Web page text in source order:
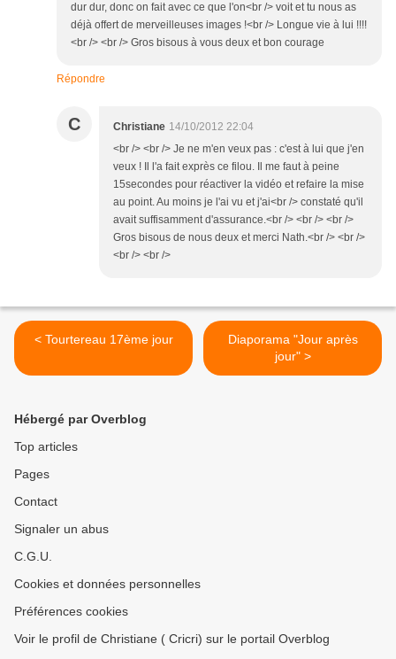
dur dur, donc on fait avec ce que l'on<br /> voit et tu nous as
déjà offert de merveilleuses images !<br /> Longue vie à lui !!!!
<br /> <br /> Gros bisous à vous deux et bon courage
Répondre
C Christiane 14/10/2012 22:04
<br /> <br /> Je ne m'en veux pas : c'est à lui que j'en
veux ! Il l'a fait exprès ce filou. Il me faut à peine
15secondes pour réactiver la vidéo et refaire la mise
au point. Au moins je l'ai vu et j'ai<br /> constaté qu'il
avait suffisamment d'assurance.<br /> <br /> <br />
Gros bisous de nous deux et merci Nath.<br /> <br />
<br /> <br />
< Tourtereau 17ème jour
Diaporama "Jour après
jour" >
Hébergé par Overblog
Top articles
Pages
Contact
Signaler un abus
C.G.U.
Cookies et données personnelles
Préférences cookies
Voir le profil de Christiane ( Cricri) sur le portail Overblog